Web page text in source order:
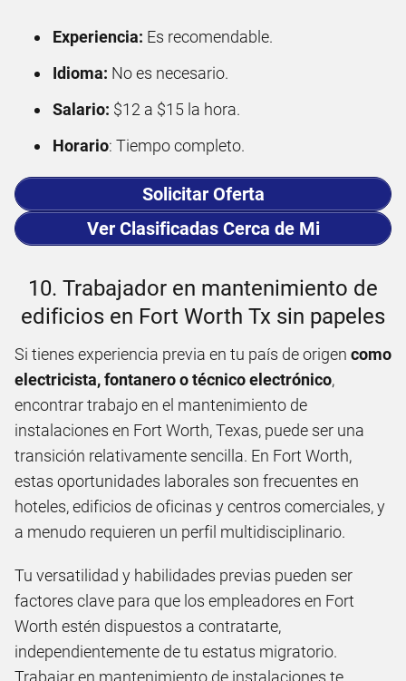
Experiencia: Es recomendable.
Idioma: No es necesario.
Salario: $12 a $15 la hora.
Horario: Tiempo completo.
Solicitar Oferta
Ver Clasificadas Cerca de Mi
10. Trabajador en mantenimiento de
edificios en Fort Worth Tx sin papeles
Si tienes experiencia previa en tu país de origen como
electricista, fontanero o técnico electrónico,
encontrar trabajo en el mantenimiento de
instalaciones en Fort Worth, Texas, puede ser una
transición relativamente sencilla. En Fort Worth,
estas oportunidades laborales son frecuentes en
hoteles, edificios de oficinas y centros comerciales, y
a menudo requieren un perfil multidisciplinario.
Tu versatilidad y habilidades previas pueden ser
factores clave para que los empleadores en Fort
Worth estén dispuestos a contratarte,
independientemente de tu estatus migratorio.
Trabajar en mantenimiento de instalaciones te